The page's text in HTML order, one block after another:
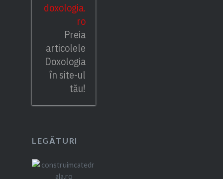
doxologia.
ro
Preia
articolele
Doxologia
în site-ul
tău!
LEGĂTURI